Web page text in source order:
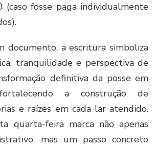
(caso fosse paga individualmente
documento, a escritura simboliza
tranquilidade e perspectiva de
definitiva da posse em
a construção de
e raízes em cada lar atendido.
quarta-feira marca não apenas
mas um passo concreto